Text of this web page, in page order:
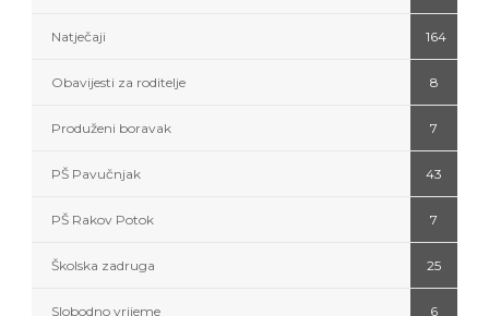
Natječaji 164
Obavijesti za roditelje 8
Produženi boravak 7
PŠ Pavučnjak 43
PŠ Rakov Potok 7
Školska zadruga 25
Slobodno vrijeme 6